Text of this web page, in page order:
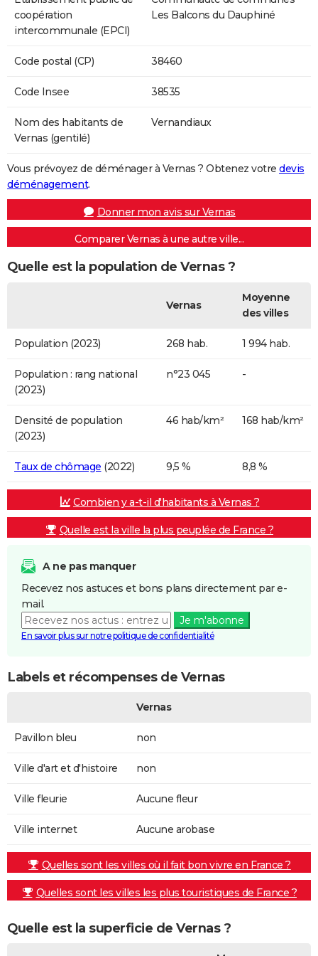
coopération
intercommunale (EPCI)
Les Balcons du Dauphiné
Code postal (CP) 38460
Code Insee 38535
Nom des habitants de
Vernas (gentilé)
Vernandiaux
Vous prévoyez de déménager à Vernas ? Obtenez votre devis
déménagement.
Donner mon avis sur Vernas
Comparer Vernas à une autre ville...
Quelle est la population de Vernas ?
Vernas
Moyenne
des villes
Population (2023) 268 hab. 1 994 hab.
Population : rang national
(2023)
n°23 045 -
Densité de population
(2023)
46 hab/km² 168 hab/km²
Taux de chômage (2022) 9,5 % 8,8 %
Combien y a-t-il d'habitants à Vernas ?
Quelle est la ville la plus peuplée de France ?
A ne pas manquer
Recevez nos astuces et bons plans directement par e-
mail.
Je m'abonne
En savoir plus sur notre politique de confidentialité
Labels et récompenses de Vernas
Vernas
Pavillon bleu non
Ville d'art et d'histoire non
Ville fleurie Aucune fleur
Ville internet Aucune arobase
Quelles sont les villes où il fait bon vivre en France ?
Quelles sont les villes les plus touristiques de France ?
Quelle est la superficie de Vernas ?